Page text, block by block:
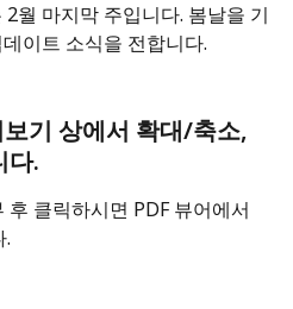
월 마지막 주입니다. 봄날을 기
이트 소식을 전합니다.
기 상에서 확대/축소,
다.
클릭하시면 PDF 뷰어에서
.